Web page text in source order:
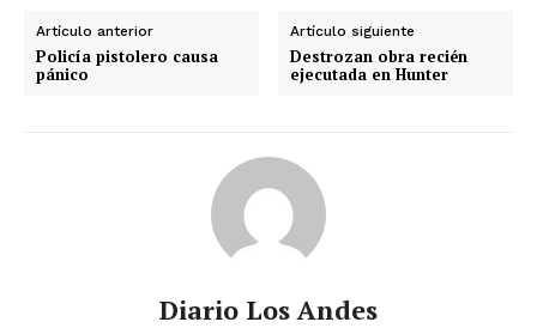
Artículo anterior
Policía pistolero causa
pánico
Artículo siguiente
Destrozan obra recién
ejecutada en Hunter
Diario Los Andes